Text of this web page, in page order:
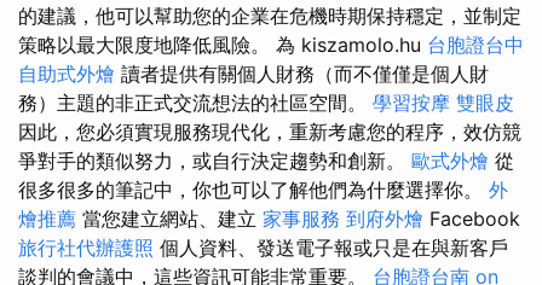
的建議，他可以幫助您的企業在危機時期保持穩定，並制定
策略以最大限度地降低風險。 為 kiszamolo.hu 台胞證台中
自助式外燴 讀者提供有關個人財務（而不僅僅是個人財
務）主題的非正式交流想法的社區空間。 學習按摩 雙眼皮
因此，您必須實現服務現代化，重新考慮您的程序，效仿競
爭對手的類似努力，或自行決定趨勢和創新。 歐式外燴 從
很多很多的筆記中，你也可以了解他們為什麼選擇你。 外
燴推薦 當您建立網站、建立 家事服務 到府外燴 Facebook
旅行社代辦護照 個人資料、發送電子報或只是在與新客戶
談判的會議中，這些資訊可能非常重要。 台胞證台南 on